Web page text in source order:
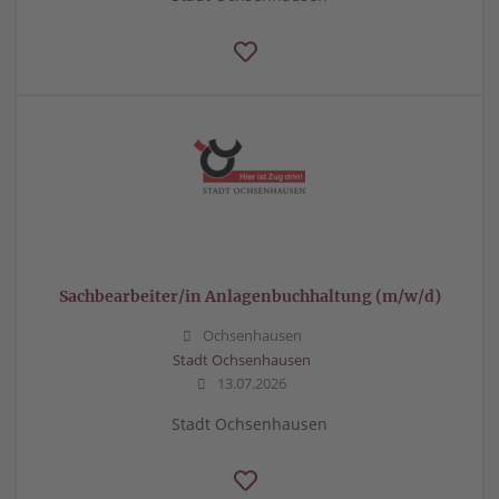
Sachbearbeiter/in Anlagenbuchhaltung (m/w/d)
Ochsenhausen
Stadt Ochsenhausen
13.07.2026
Stadt Ochsenhausen